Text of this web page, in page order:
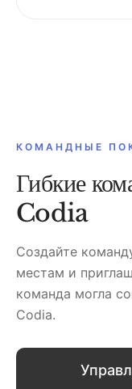
КОМАНДНЫЕ
Гибкие
Codia
Создайте
местам и
команда могла
Codia.